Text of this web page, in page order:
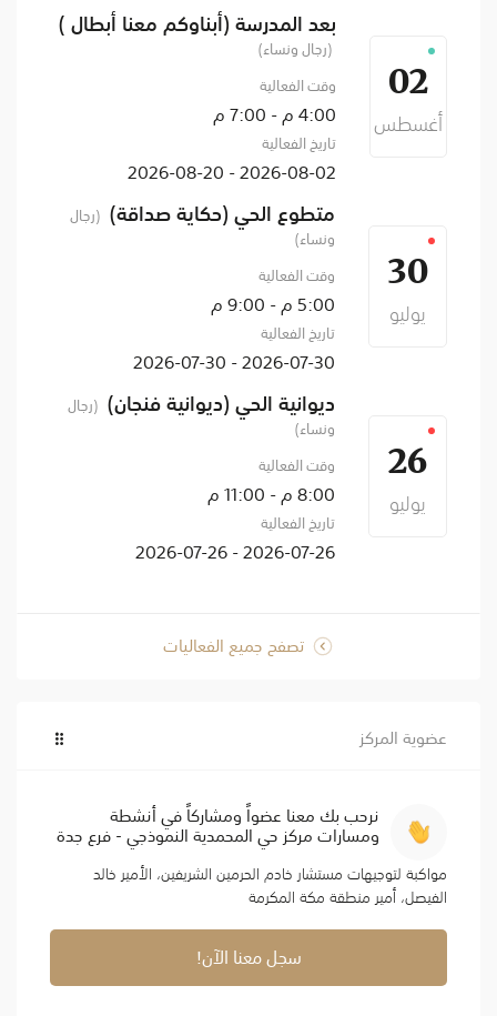
02
أغسطس
بعد المدرسة (أبناوكم معنا أبطال )
(رجال ونساء)
وقت الفعالية
4:00 م - 7:00 م
تاريخ الفعالية
2026-08-02 - 2026-08-20
30
يوليو
متطوع الحي (حكاية صداقة) (رجال
ونساء)
وقت الفعالية
5:00 م - 9:00 م
تاريخ الفعالية
2026-07-30 - 2026-07-30
26
يوليو
ديوانية الحي (ديوانية فنجان) (رجال
ونساء)
وقت الفعالية
8:00 م - 11:00 م
تاريخ الفعالية
2026-07-26 - 2026-07-26
تصفح جميع الفعاليات
عضوية المركز
نرحب بك معنا عضواً ومشاركاً في أنشطة
ومسارات مركز حي المحمدية النموذجي - فرع جدة
مواكبة لتوجيهات مستشار خادم الحرمين الشريفين، الأمير خالد
الفيصل، أمير منطقة مكة المكرمة
سجل معنا الآن!